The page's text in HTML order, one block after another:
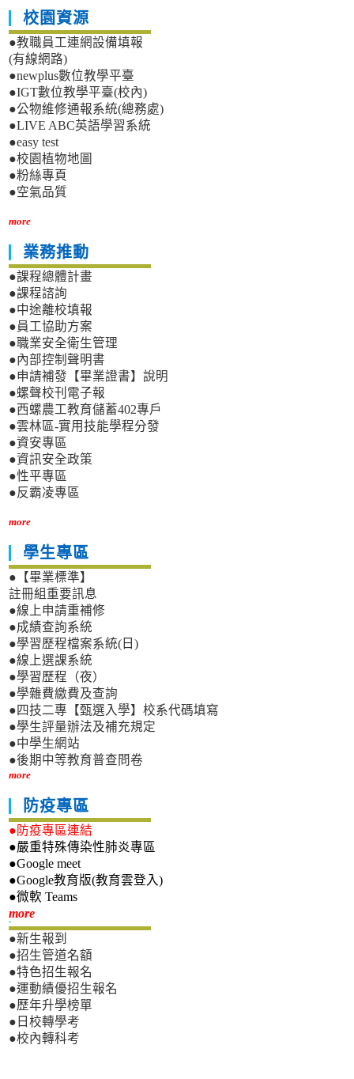
校園資源
●教職員工連網設備填報
(有線網路)
●newplus數位教學平臺
●IGT數位教學平臺(校內)
●公物維修通報系統(總務處)
●LIVE ABC英語學習系統
●easy test
●校園植物地圖
●粉絲專頁
●空氣品質
more
業務推動
●課程總體計畫
●課程諮詢
●中途離校填報
●員工協助方案
●職業安全衛生管理
●內部控制聲明書
●申請補發【畢業證書】說明
●螺聲校刊電子報
●西螺農工教育儲蓄402專戶
●雲林區-實用技能學程分發
●資安專區
●資訊安全政策
●性平專區
●反霸凌專區
more
學生專區
●【畢業標準】
註冊組重要訊息
●線上申請重補修
●成績查詢系統
●學習歷程檔案系統(日)
●線上選課系統
●學習歷程（夜）
●學雜費繳費及查詢
●四技二專【甄選入學】校系代碼填寫
●學生評量辦法及補充規定
●中學生網站
●後期中等教育普查問卷
more
防疫專區
●防疫專區連結
●嚴重特殊傳染性肺炎專區
●Google meet
●Google教育版(教育雲登入)
●微軟 Teams
more新生專區
●新生報到
●招生管道名額
●特色招生報名
●運動績優招生報名
●歷年升學榜單
●日校轉學考
●校內轉科考